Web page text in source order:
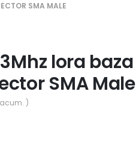
SMA MALE
lora baza
SMA Male
)